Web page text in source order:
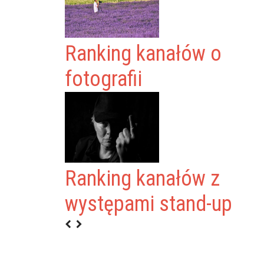
Ranking kanałów o
fotografii
Ranking kanałów z
występami stand-up